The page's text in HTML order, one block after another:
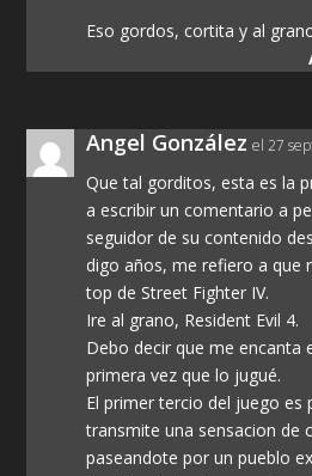
Eso gordos, cortita y al
Angel González el 27
Que tal gorditos, esta es la
a escribir un comentario a
seguidor de su contenido
digo años, me refiero a que
top de Street Fighter IV.
Ire al grano, Resident Evil 4.
Debo decir que me encanta
primera vez que lo jugué.
El primer tercio del juego es
transmite una sensacion de
paseandote por un pueblo